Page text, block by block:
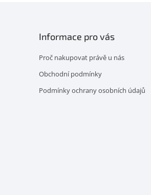
Informace pro vás
Proč nakupovat právě u nás
Obchodní podmínky
Podmínky ochrany osobních údajů